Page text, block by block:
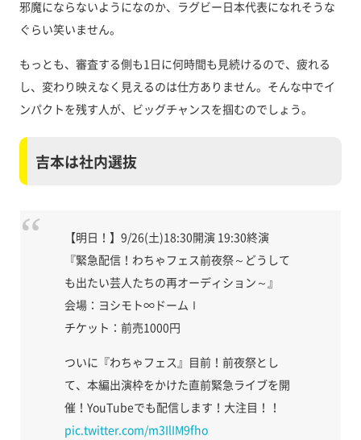
邪魔にならないようになのか、ラグビー日本代表になれそうな
ぐらい笑いません。
もっとも、審査する側も1日に何時間も見続けるので、疲れる
し、変わり映えなく見えるのは仕方ありません。そんな中でイ
ンパクトを残す人が、ビッグチャンスを掴むのでしょう。
吉本は社内選抜
【明日！】9/26(土)18:30開演 19:30終演
『緊急配信！わちゃフェス前夜祭～どうして
も出たい芸人たちの再オーディション～』
会場：ヨシモト∞ドームⅠ
チケット：前売1000円
ついに『わちゃフェス』目前！前夜祭とし
て、本編出演枠をかけた直前緊急ライブを開
催！YouTubeでも配信します！大注目！！
pic.twitter.com/m3IlIM9fho